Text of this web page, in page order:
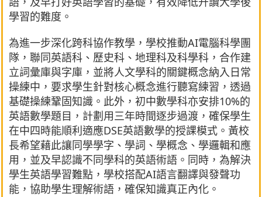
學習的難度。
為進一步深化跨科協作教學，學校推動AI電腦科學團
隊，聯同英語科、歷史科、地理科及科學科，合作建
立詞彙庫與字庫，並將人文學科的關鍵概念納入日常
操練中，要求學生針對核心概念進行聽寫練習，透過
基礎操練鞏固知識。此外，初中數學科亦安排10%的
英語數學題目，計劃用三年時間逐步過渡，確保學生
在中四時能順利適應DSE英語數學的授課模式。黃校
長希望藉此讓同學學字、學詞、學概念、學邏輯和應
用，並及早認識不同學科的英語術語。同時，為解決
學生英語學習難點，學校搭配AI語言翻譯與發聲功
能，協助學生理解術語，確保知識真正內化。